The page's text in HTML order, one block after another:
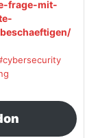
frage-mit-